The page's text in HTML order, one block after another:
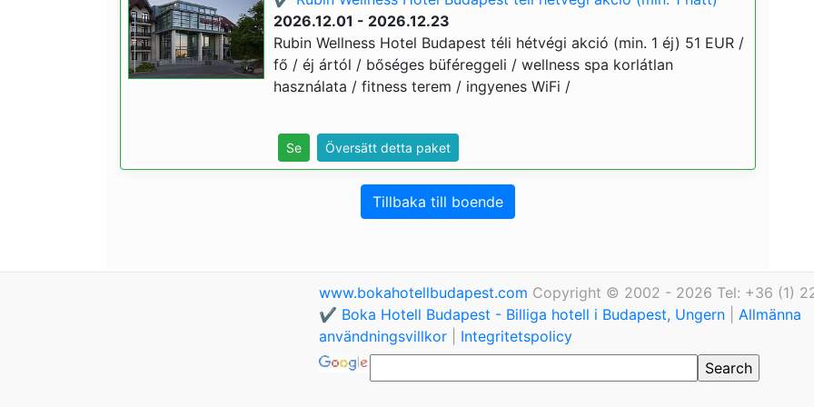
2026.12.01 - 2026.12.23
Rubin Wellness Hotel Budapest téli hétvégi akció (min. 1 éj) 51 EUR /
fő / éj ártól / bőséges büféreggeli / wellness spa korlátlan
használata / fitness terem / ingyenes WiFi /
Se Översätt detta paket
Tillbaka till boende
www.bokahotellbudapest.com Copyright © 2002 - 2026 Tel: +36 (1)
✔️ Boka Hotell Budapest - Billiga hotell i Budapest, Ungern
Allmänna
användningsvillkor
Integritetspolicy